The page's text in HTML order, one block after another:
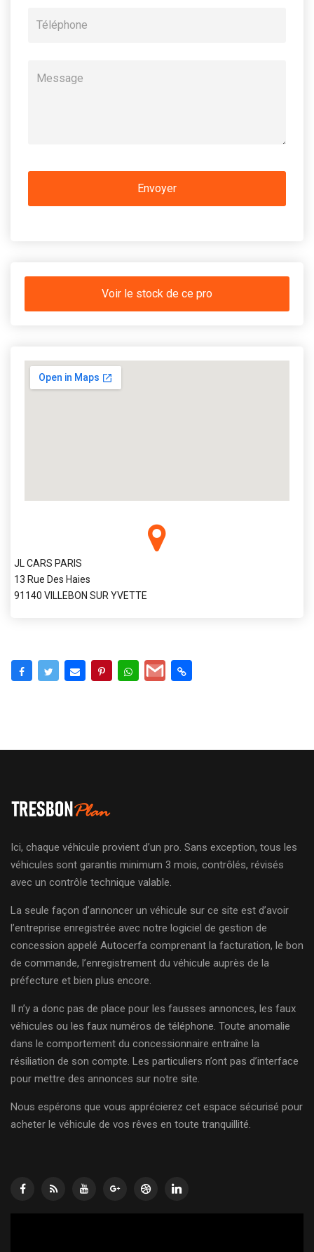
Voir le stock de ce pro
JL CARS PARIS
13 Rue Des Haies
91140 VILLEBON SUR YVETTE
Ici, chaque véhicule provient d’un pro. Sans exception, tous les
véhicules sont garantis minimum 3 mois, contrôlés, révisés
avec un contrôle technique valable.
La seule façon d’annoncer un véhicule sur ce site est d’avoir
l’entreprise enregistrée avec notre logiciel de gestion de
concession appelé Autocerfa comprenant la facturation, le bon
de commande, l’enregistrement du véhicule auprès de la
préfecture et bien plus encore.
Il n’y a donc pas de place pour les fausses annonces, les faux
véhicules ou les faux numéros de téléphone. Toute anomalie
dans le comportement du concessionnaire entraîne la
résiliation de son compte. Les particuliers n’ont pas d’interface
pour mettre des annonces sur notre site.
Nous espérons que vous apprécierez cet espace sécurisé pour
acheter le véhicule de vos rêves en toute tranquillité.